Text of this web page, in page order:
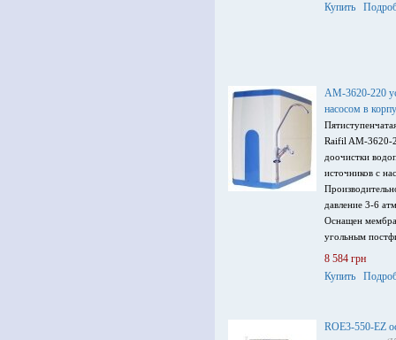
Купить
AM-3620-220
насосом в
Raifil AM-3620-
доочистки
источников с
давление 3-6
Оснащен
угольным
воды,
8 584 грн
Купить
ROE3-550-EZ